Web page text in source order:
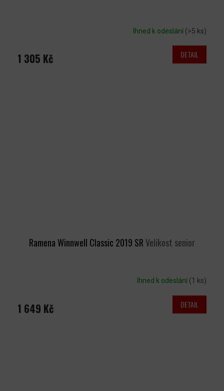
Ihned k odeslání (>5 ks)
1 305 Kč DETAIL
Ramena Winnwell Classic 2019 SR Velikost senior
Ihned k odeslání (1 ks)
1 649 Kč DETAIL